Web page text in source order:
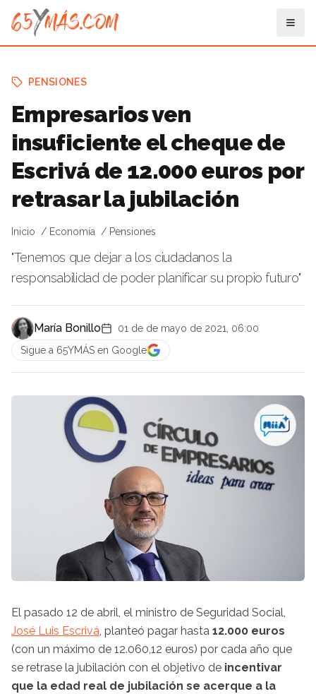
PENSIONES
Empresarios ven
insuficiente el cheque de
Escrivá de 12.000 euros por
retrasar la jubilación
Inicio Economía Pensiones
"Tenemos que dejar a los ciudadanos la
responsabilidad de poder planificar su propio futuro"
María Bonillo
01 de de mayo de 2021, 06:00
Sigue a 65YMÁS en Google
El pasado 12 de abril, el ministro de Seguridad Social,
José Luis Escrivá, planteó pagar hasta 12.000 euros
(con un máximo de 12.060,12 euros) por cada año que
se retrase la jubilación con el objetivo de incentivar
que la edad real de jubilación se acerque a la